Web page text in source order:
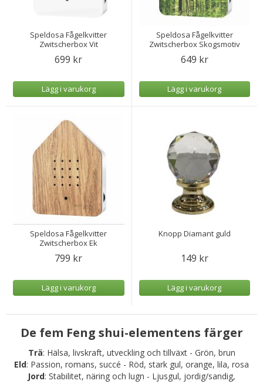
Speldosa Fågelkvitter
Zwitscherbox Vit
699 kr
Lägg i varukorg
Speldosa Fågelkvitter
Zwitscherbox Skogsmotiv
649 kr
Lägg i varukorg
Speldosa Fågelkvitter
Zwitscherbox Ek
799 kr
Lägg i varukorg
Knopp Diamant guld
149 kr
Lägg i varukorg
De fem Feng shui-elementens färger
Trä: Hälsa, livskraft, utveckling och tillväxt - Grön, brun
Eld: Passion, romans, succé - Röd, stark gul, orange, lila, rosa
Jord: Stabilitet, näring och lugn - Ljusgul, jordig/sandig,